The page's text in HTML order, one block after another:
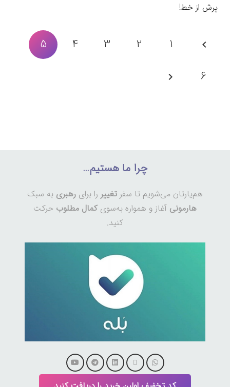
پرش از خط!
1
2
3
4
5
6
چرا ما هستیم…
هم‌یارتان می‌شویم تا سفر تغییر را برای رهبری به سبک
هارمونی آغاز و همواره به‌سوی کمال مطلوب حرکت
کنید.